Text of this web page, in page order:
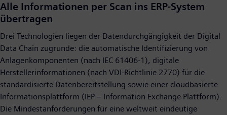
Alle Informationen per Scan ins ERP-System
übertragen
Drei Technologien liegen der Datendurchgängigkeit der Digital
Data Chain zugrunde: die automatische Identifizierung von
Anlagenkomponenten (nach IEC 61406-1), digitale
Herstellerinformationen (nach VDI-Richtlinie 2770) für die
standardisierte Datenbereitstellung sowie einer cloudbasierte
Informationsplattform (IEP – Information Exchange Plattform).
Die Mindestanforderungen für eine weltweit eindeutige